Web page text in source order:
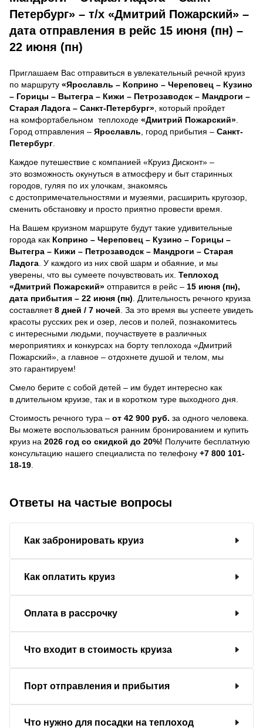
Петербург» – т/х «Дмитрий Пожарский» –
дата отправления в рейс 15 июня (пн) –
22 июня (пн)
Приглашаем Вас отправиться в увлекательный речной круиз
по маршруту «Ярославль – Коприно – Череповец – Кузино
– Горицы – Вытегра – Кижи – Петрозаводск – Мандроги –
Старая Ладога – Санкт-Петербург» , который пройдет
на комфортабельном теплоходе «Дмитрий Пожарский»
Город отправления – Ярославль , город прибытия – Санкт-
Петербург
Каждое путешествие с компанией «Круиз Дисконт» –
это возможность окунуться в атмосферу и быт старинных
городов, гуляя по их улочкам, знакомясь
с достопримечательностями и музеями, расширить кругозор,
сменить обстановку и просто приятно провести время.
На Вашем круизном маршруте будут такие удивительные
города как Коприно – Череповец – Кузино – Горицы –
Вытегра – Кижи – Петрозаводск – Мандроги – Старая
Ладога . У каждого из них свой шарм и обаяние, и мы
уверены, что вы сумеете почувствовать их. Теплоход
«Дмитрий Пожарский» отправится в рейс – 15 июня (пн),
дата прибытия – 22 июня (пн) . Длительность речного круиза
составляет8 дней / 7 ночей За это время вы успеете увидеть
красоты русских рек и озер, лесов и полей, познакомитесь
с интересными людьми, поучаствуете в различных
мероприятиях и конкурсах на борту теплохода «Дмитрий
Пожарский», а главное – отдохнете душой и телом, мы
это гарантируем!
Смело берите с собой детей – им будет интересно как
в длительном круизе, так и в коротком туре выходного дня.
Стоимость речного тура – от 42 900 руб. за одного человека.
Вы можете воспользоваться ранним бронированием и купить
круиз на 2026 год со скидкой до 20%! Получите бесплатную
консультацию нашего специалиста по телефону +7 800 101-
18-19
Ответы на частые вопросы
Как забронировать круиз
Как оплатить круиз
Оплата в рассрочку
Что входит в стоимость круиза
Порт отправления и прибытия
Что нужно для посадки на теплоход